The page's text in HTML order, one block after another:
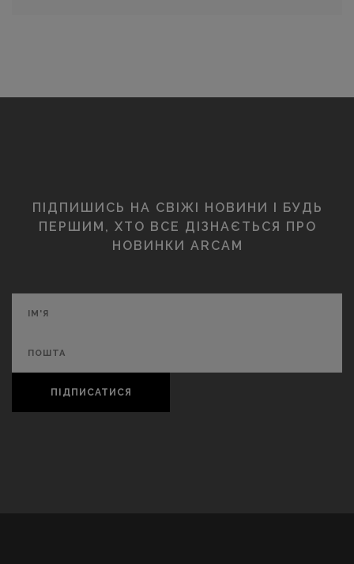
ПІДПИШИСЬ НА СВІЖІ НОВИНИ І БУДЬ
ПЕРШИМ, ХТО ВСЕ ДІЗНАЄТЬСЯ ПРО
НОВИНКИ ARCAM
ПІДПИСАТИСЯ